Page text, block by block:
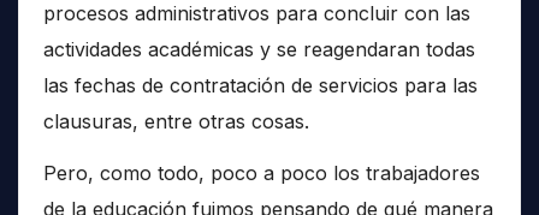
procesos administrativos para concluir con las
actividades académicas y se reagendaran todas
las fechas de contratación de servicios para las
clausuras, entre otras cosas.
Pero, como todo, poco a poco los trabajadores
de la educación fuimos pensando de qué manera